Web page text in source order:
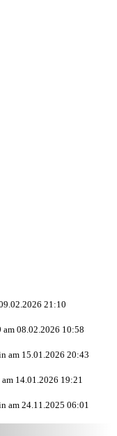
21:10
08.02.2026 10:58
am 15.01.2026 20:43
14.01.2026 19:21
am 24.11.2025 06:01